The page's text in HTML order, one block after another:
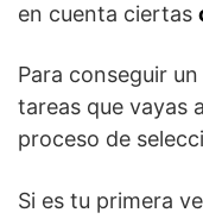
en cuenta ciertas
Para conseguir un
tareas que vayas
proceso de
Si es tu primera